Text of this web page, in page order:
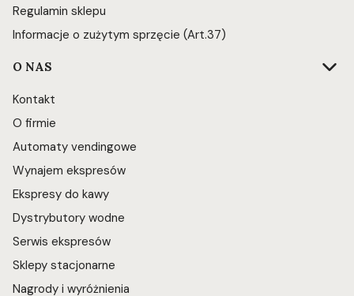
Regulamin sklepu
Informacje o zużytym sprzęcie (Art.37)
O NAS
Kontakt
O firmie
Automaty vendingowe
Wynajem ekspresów
Ekspresy do kawy
Dystrybutory wodne
Serwis ekspresów
Sklepy stacjonarne
Nagrody i wyróżnienia